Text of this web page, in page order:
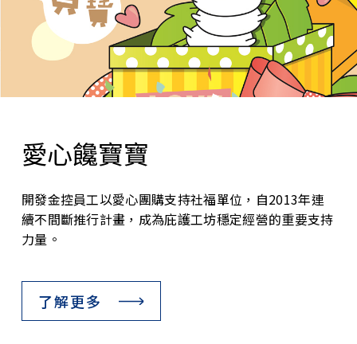
愛心饞寶寶
開發金控員工以愛心團購支持社福單位，自2013年連
續不間斷推行計畫，成為庇護工坊穩定經營的重要支持
力量。
了解更多